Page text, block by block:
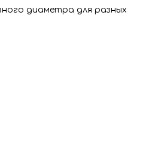
диаметра для разных